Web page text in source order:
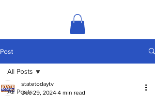
Post
All Posts
All Posts
statetodaytv
Dec 29, 2024 4 min read